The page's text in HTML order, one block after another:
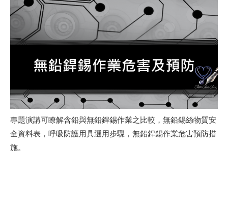
專題演講可瞭解含鉛與無鉛銲錫作業之比較，無鉛錫絲物質安
全資料表，呼吸防護用具選用步驟，無鉛銲錫作業危害預防措
施。